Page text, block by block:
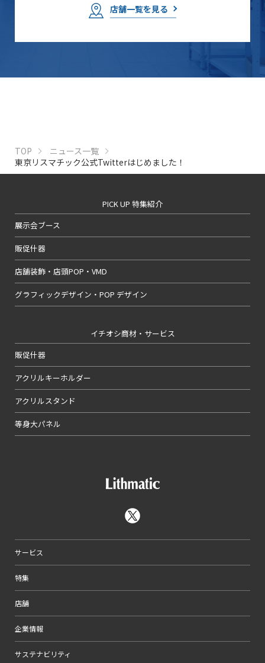
店舗一覧を見る
TOP
ニュース一覧
東京リスマチック公式Twitterはじめました！
PICK UP 特集紹介
展示会ブース
販促什器
店舗装飾・店頭POP・VMD
グラフィックデザイン・POP デザイン
イチオシ商材・サービス
販促什器
アクリルキーホルダー
アクリルスタンド
等身大パネル
サービス
特集
店舗
企業情報
サステナビリティ